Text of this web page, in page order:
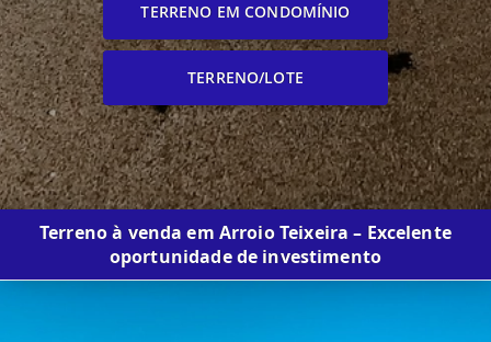
TERRENO EM CONDOMÍNIO
TERRENO/LOTE
Terreno à venda em Arroio Teixeira – Excelente
oportunidade de investimento